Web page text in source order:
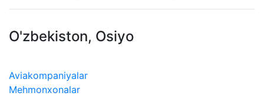
O'zbekiston, Osiyo
Aviakompaniyalar
Mehmonxonalar